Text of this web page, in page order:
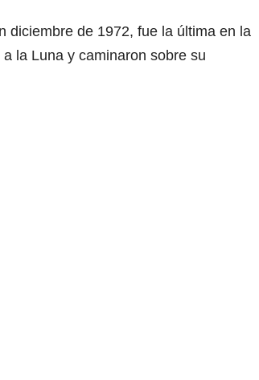
diciembre de 1972, fue la última en la
la Luna y caminaron sobre su